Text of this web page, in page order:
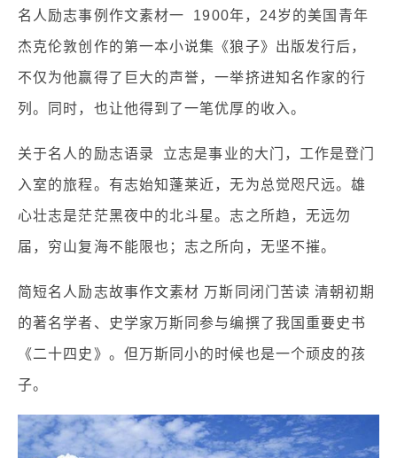
名人励志事例作文素材一 1900年，24岁的美国青年
杰克伦敦创作的第一本小说集《狼子》出版发行后，
不仅为他赢得了巨大的声誉，一举挤进知名作家的行
列。同时，也让他得到了一笔优厚的收入。
关于名人的励志语录 立志是事业的大门，工作是登门
入室的旅程。有志始知蓬莱近，无为总觉咫尺远。雄
心壮志是茫茫黑夜中的北斗星。志之所趋，无远勿
届，穷山复海不能限也；志之所向，无坚不摧。
简短名人励志故事作文素材 万斯同闭门苦读 清朝初期
的著名学者、史学家万斯同参与编撰了我国重要史书
《二十四史》。但万斯同小的时候也是一个顽皮的孩
子。